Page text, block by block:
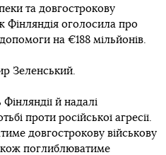
та довгострокову
Фінляндія оголосила про
на €188 мільйонів.
Зеленський.
й надалі
проти російської агресії.
довгострокову військову
поглиблюватиме